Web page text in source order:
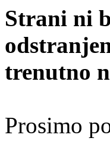
Strani ni
trenutno
Prosimo